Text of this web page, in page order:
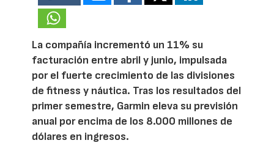
La compañía incrementó un 11% su
facturación entre abril y junio, impulsada
por el fuerte crecimiento de las divisiones
de fitness y náutica. Tras los resultados del
primer semestre, Garmin eleva su previsión
anual por encima de los 8.000 millones de
dólares en ingresos.